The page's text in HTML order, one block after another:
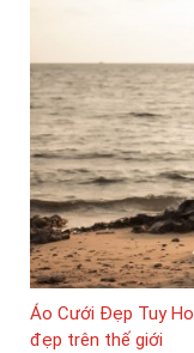
Áo Cưới Đẹp Tuy
đẹp trên thế giới